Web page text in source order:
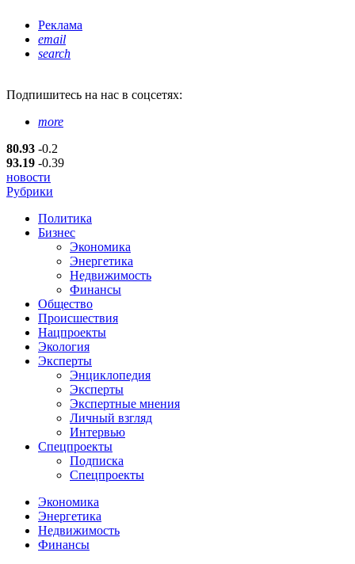
Реклама
email
search
Подпишитесь на нас в соцсетях:
more
80.93 -0.2
93.19 -0.39
новости
Рубрики
Политика
Бизнес
Экономика
Энергетика
Недвижимость
Финансы
Общество
Происшествия
Нацпроекты
Экология
Эксперты
Энциклопедия
Эксперты
Экспертные мнения
Личный взгляд
Интервью
Спецпроекты
Подписка
Спецпроекты
Экономика
Энергетика
Недвижимость
Финансы